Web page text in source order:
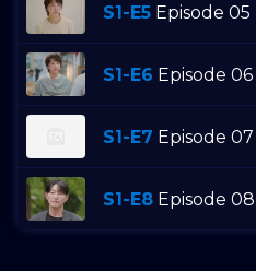
S1-E5 Episode 05
S1-E6 Episode 06
S1-E7 Episode 07
S1-E8 Episode 08